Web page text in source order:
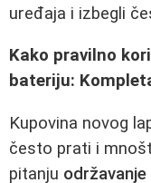
uređaja i izbegli
Kako pravilno
bateriju:
Kupovina novog
često prati i
pitanju